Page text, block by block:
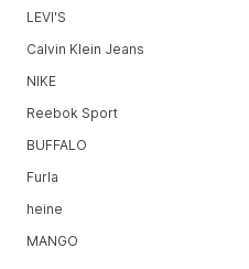
LEVI'S
Calvin Klein Jeans
NIKE
Reebok Sport
BUFFALO
Furla
heine
MANGO